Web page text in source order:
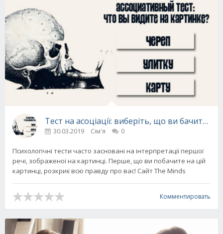
Тест на асоціації: виберіть, що ви бачите
30.03.2019 Сім'я 0
Психологічні тести часто засновані на інтерпретації першої
речі, зображеної на картинці. Перше, що ви побачите на цій
картинці, розкриє всю правду про вас! Сайт The Minds
Комментировать